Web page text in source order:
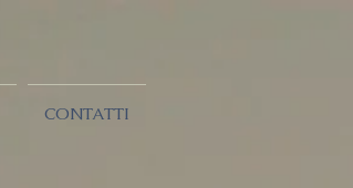
CONTATTI